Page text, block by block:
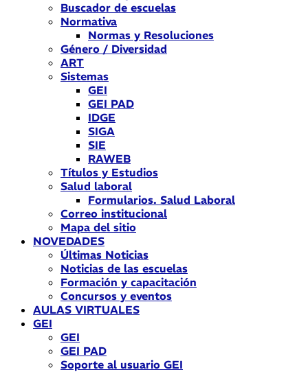
Buscador de escuelas
Normativa
Normas y Resoluciones
Género / Diversidad
ART
Sistemas
GEI
GEI PAD
IDGE
SIGA
SIE
RAWEB
Títulos y Estudios
Salud laboral
Formularios. Salud Laboral
Correo institucional
Mapa del sitio
NOVEDADES
Últimas Noticias
Noticias de las escuelas
Formación y capacitación
Concursos y eventos
AULAS VIRTUALES
GEI
GEI
GEI PAD
Soporte al usuario GEI